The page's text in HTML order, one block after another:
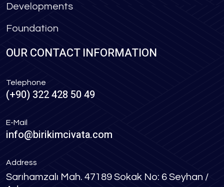
Developments
Foundation
OUR CONTACT INFORMATION
Telephone
(+90) 322 428 50 49
E-Mail
info@birikimcivata.com
Address
Sarıhamzalı Mah. 47189 Sokak No: 6 Seyhan /